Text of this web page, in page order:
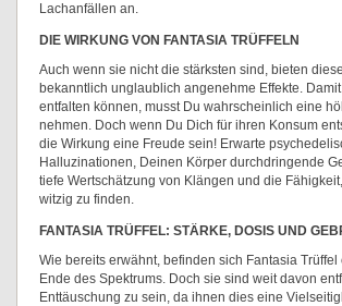
Lachanfällen an.
DIE WIRKUNG VON FANTASIA TRÜFFELN
Auch wenn sie nicht die stärksten sind, bieten
bekanntlich unglaublich angenehme Effekte. Damit
entfalten können, musst Du wahrscheinlich eine
nehmen. Doch wenn Du Dich für ihren Konsum
die Wirkung eine Freude sein! Erwarte
Halluzinationen, Deinen Körper durchdringende
tiefe Wertschätzung von Klängen und die
witzig zu finden.
FANTASIA TRÜFFEL: STÄRKE, DOSIS UND
Wie bereits erwähnt, befinden sich Fantasia Trüffel
Ende des Spektrums. Doch sie sind weit davon
Enttäuschung zu sein, da ihnen dies eine